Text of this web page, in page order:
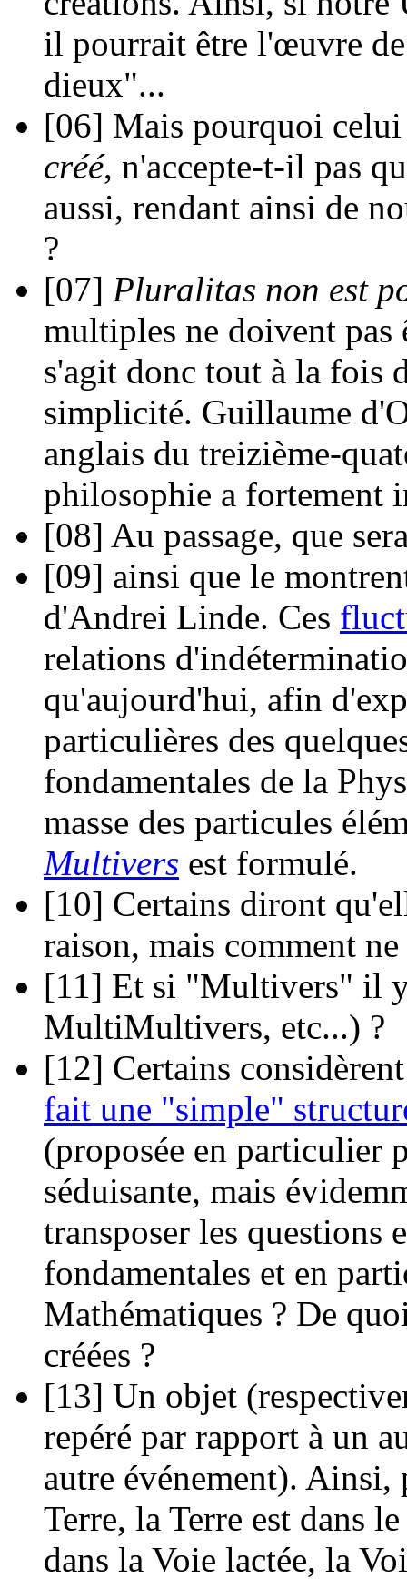
il pourrait être l'œuvre
dieux"...
[06] Mais pourquoi
créé, n'accepte-t-il pas
aussi, rendant ainsi de
?
[07] Pluralitas non est
multiples ne doivent pas
s'agit donc tout à la fois
simplicité. Guillaume
anglais du treizième-
philosophie a fortement
[08] Au passage, que
[09] ainsi que le
d'Andrei Linde. Ces
relations
qu'aujourd'hui, afin
particulières des
fondamentales de la
masse des particules
Multivers est formulé.
[10] Certains diront
raison, mais comment ne
[11] Et si "Multivers" il
MultiMultivers, etc...) ?
[12] Certains
fait une "simple"
(proposée en particulier
séduisante, mais
transposer les questions
fondamentales et en
Mathématiques ? De
créées ?
[13] Un objet
repéré par rapport à un
autre événement). Ainsi,
Terre, la Terre est dans
dans la Voie lactée, la